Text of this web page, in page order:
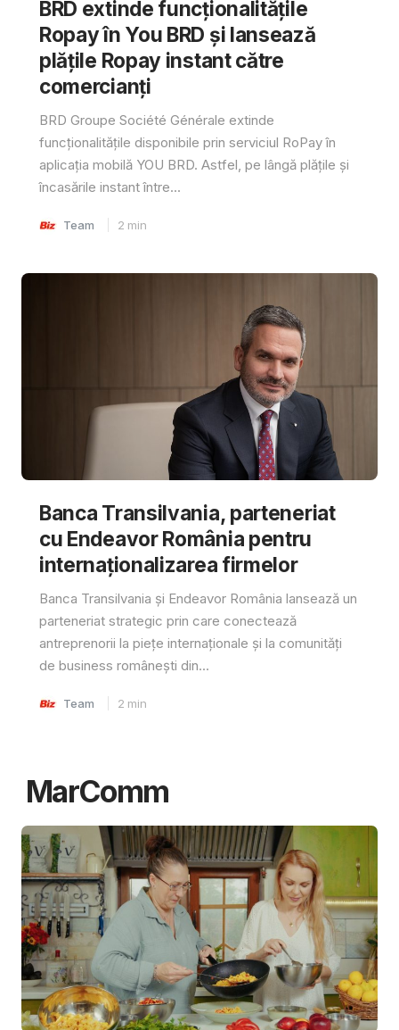
BRD extinde funcționalitățile
Ropay în You BRD și lansează
plățile Ropay instant către
comercianți
BRD Groupe Société Générale extinde
funcționalitățile disponibile prin serviciul RoPay în
aplicația mobilă YOU BRD. Astfel, pe lângă plățile și
încasările instant între...
Team 2 min
Banca Transilvania, parteneriat
cu Endeavor România pentru
internaționalizarea firmelor
Banca Transilvania și Endeavor România lansează un
parteneriat strategic prin care conectează
antreprenorii la piețe internaționale și la comunități
de business românești din...
Team 2 min
MarComm